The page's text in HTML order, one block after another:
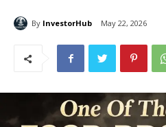
By InvestorHub May 22, 2026